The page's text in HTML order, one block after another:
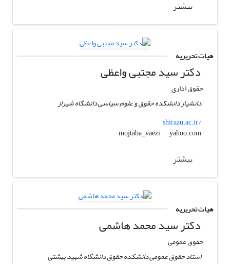
بیشتر
هیات تحریریه
دکتر سید مجتبی واعظی
حقوق اداری
دانشیار دانشکده حقوق و علوم سیاسی دانشگاه شیراز
shirazu.ac.ir/
mojtaba_vaezi
yahoo.com
بیشتر
هیات تحریریه
دکتر سید محمد هاشمی
حقوق عمومی
استاد حقوق عمومی دانشکده حقوق دانشگاه شهید بهشتی